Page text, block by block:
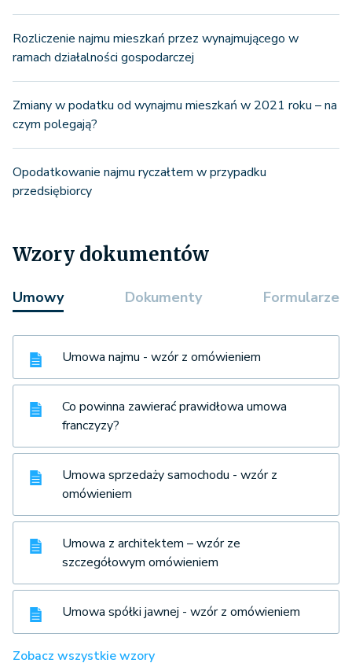
Rozliczenie najmu mieszkań przez wynajmującego w
ramach działalności gospodarczej
Zmiany w podatku od wynajmu mieszkań w 2021 roku – na
czym polegają?
Opodatkowanie najmu ryczałtem w przypadku
przedsiębiorcy
Wzory dokumentów
Umowy Dokumenty Formularze
Umowa najmu - wzór z omówieniem
Co powinna zawierać prawidłowa umowa
franczyzy?
Umowa sprzedaży samochodu - wzór z
omówieniem
Umowa z architektem – wzór ze
szczegółowym omówieniem
Umowa spółki jawnej - wzór z omówieniem
Zobacz wszystkie wzory